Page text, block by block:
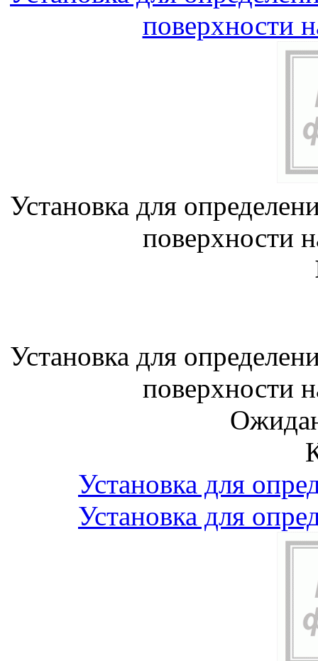
поверхности
Установка для
поверхности
Установка для
поверхности
Установка для
Установка для